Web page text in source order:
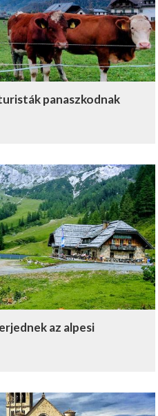
panaszkodnak
az alpesi